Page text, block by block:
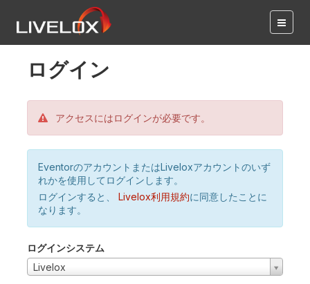
ログイン
アクセスにはログインが必要です。
EventorのアカウントまたはLiveloxアカウントのいず
れかを使用してログインします。
ログインすると、
Livelox利用規約に同意したことに
なります。
ログインシステム
Livelox